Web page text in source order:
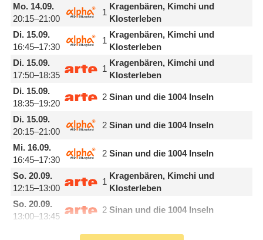
Mo.14.09.
20:15–21:00
1
Kragenbären, Kimchi und
Klosterleben
Di.15.09.
16:45–17:30
1
Kragenbären, Kimchi und
Klosterleben
Di.15.09.
17:50–18:35
1
Kragenbären, Kimchi und
Klosterleben
Di.15.09.
18:35–19:20
2 Sinan und die 1004 Inseln
Di.15.09.
20:15–21:00
2 Sinan und die 1004 Inseln
Mi.16.09.
16:45–17:30
2 Sinan und die 1004 Inseln
So.20.09.
12:15–13:00
1
Kragenbären, Kimchi und
Klosterleben
So. 20.09.
13:00–13:45
2 Sinan und die 1004 Inseln